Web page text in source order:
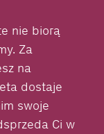
nie biorą
Za
na
dostaje
swoje
Ci w